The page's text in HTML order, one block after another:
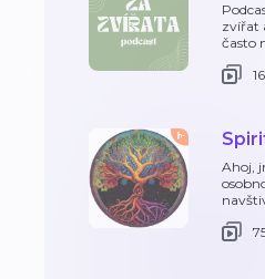
zvířat
často
Ahoj,